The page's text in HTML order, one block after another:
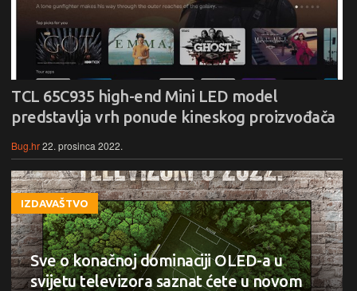
TCL 65C935 high-end Mini LED model
predstavlja vrh ponude kineskog proizvođača
Bug.hr22. prosinca 2022.
IZDAVAŠTVO
Sve o konačnoj dominaciji OLED-a u
svijetu televizora saznat ćete u novom